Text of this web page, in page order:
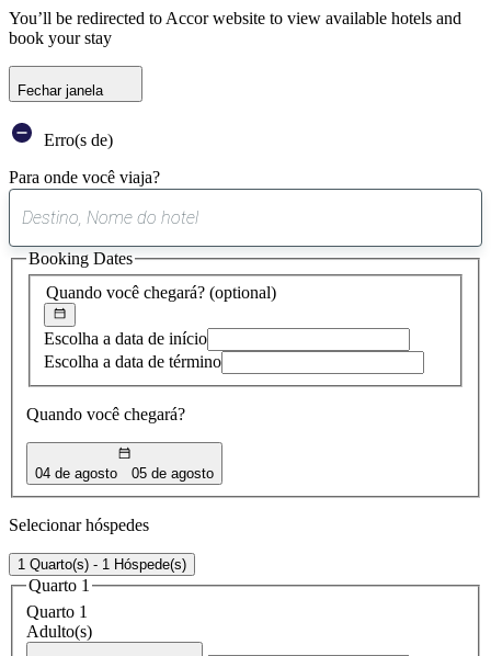
You’ll be redirected to Accor website to view available hotels and
book your stay
Fechar janela
Erro(s de)
Para onde você viaja?
sugestão
encontrada
Quando você chegará? (optional)
Escolha a data de início
Escolha a data de término
Quando você chegará?
04 de agosto 05 de agosto
Booking Dates
Selecionar hóspedes
1 Quarto(s) - 1 Hóspede(s)
Quarto 1
Quarto 1
Adulto(s)